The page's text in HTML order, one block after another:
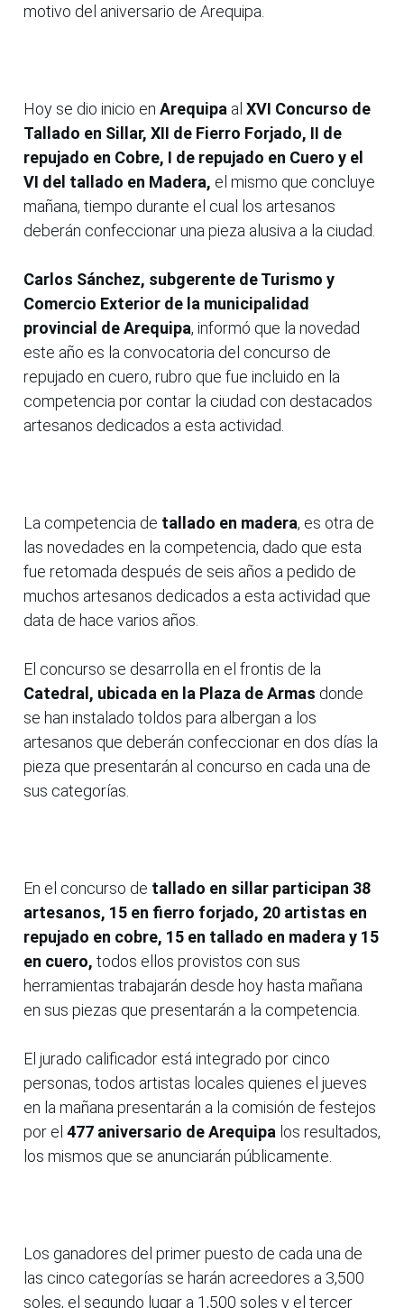
motivo del aniversario de Arequipa.
Hoy se dio inicio en Arequipa al XVI Concurso de
Tallado en Sillar, XII de Fierro Forjado, II de
repujado en Cobre, I de repujado en Cuero y el
VI del tallado en Madera, el mismo que concluye
mañana, tiempo durante el cual los artesanos
deberán confeccionar una pieza alusiva a la ciudad.
Carlos Sánchez, subgerente de Turismo y
Comercio Exterior de la municipalidad
provincial de Arequipa, informó que la novedad
este año es la convocatoria del concurso de
repujado en cuero, rubro que fue incluido en la
competencia por contar la ciudad con destacados
artesanos dedicados a esta actividad.
La competencia de tallado en madera, es otra de
las novedades en la competencia, dado que esta
fue retomada después de seis años a pedido de
muchos artesanos dedicados a esta actividad que
data de hace varios años.
El concurso se desarrolla en el frontis de la
Catedral, ubicada en la Plaza de Armas donde
se han instalado toldos para albergan a los
artesanos que deberán confeccionar en dos días la
pieza que presentarán al concurso en cada una de
sus categorías.
En el concurso de tallado en sillar participan 38
artesanos, 15 en fierro forjado, 20 artistas en
repujado en cobre, 15 en tallado en madera y 15
en cuero, todos ellos provistos con sus
herramientas trabajarán desde hoy hasta mañana
en sus piezas que presentarán a la competencia.
El jurado calificador está integrado por cinco
personas, todos artistas locales quienes el jueves
en la mañana presentarán a la comisión de festejos
por el 477 aniversario de Arequipa los resultados,
los mismos que se anunciarán públicamente.
Los ganadores del primer puesto de cada una de
las cinco categorías se harán acreedores a 3,500
soles, el segundo lugar a 1,500 soles y el tercer